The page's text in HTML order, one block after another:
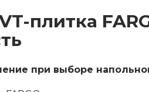
плитка
при выборе